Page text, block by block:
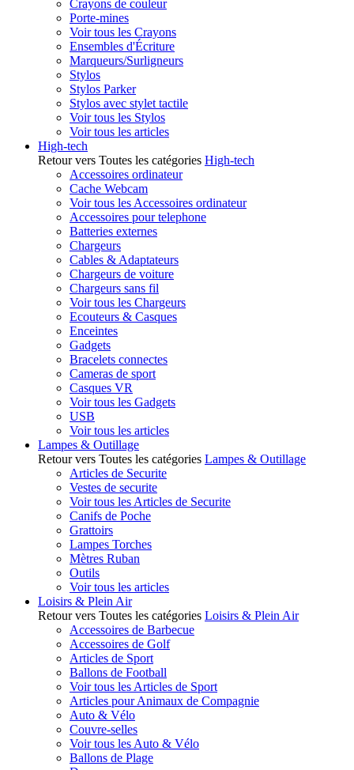
Crayons de couleur
Porte-mines
Voir tous les Crayons
Ensembles d'Écriture
Marqueurs/Surligneurs
Stylos
Stylos Parker
Stylos avec stylet tactile
Voir tous les Stylos
Voir tous les articles
High-tech
Retour vers Toutes les catégories High-tech
Accessoires ordinateur
Cache Webcam
Voir tous les Accessoires ordinateur
Accessoires pour telephone
Batteries externes
Chargeurs
Cables & Adaptateurs
Chargeurs de voiture
Chargeurs sans fil
Voir tous les Chargeurs
Ecouteurs & Casques
Enceintes
Gadgets
Bracelets connectes
Cameras de sport
Casques VR
Voir tous les Gadgets
USB
Voir tous les articles
Lampes & Outillage
Retour vers Toutes les catégories Lampes & Outillage
Articles de Securite
Vestes de securite
Voir tous les Articles de Securite
Canifs de Poche
Grattoirs
Lampes Torches
Mètres Ruban
Outils
Voir tous les articles
Loisirs & Plein Air
Retour vers Toutes les catégories Loisirs & Plein Air
Accessoires de Barbecue
Accessoires de Golf
Articles de Sport
Ballons de Football
Voir tous les Articles de Sport
Articles pour Animaux de Compagnie
Auto & Vélo
Couvre-selles
Voir tous les Auto & Vélo
Ballons de Plage